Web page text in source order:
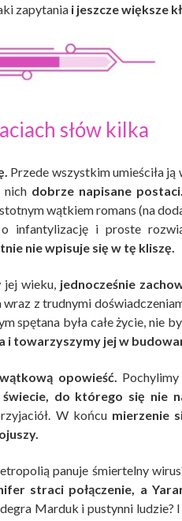
zapytania i jeszcze większe
słów kilka
Przede wszystkim umieściła ją
nich dobrze napisane postaci.
wątkiem romans (na
infantylizację i proste
nie wpisuje się w tę kliszę.
wieku, jednocześnie
z trudnymi
spętana była całe życie, nie
i towarzyszymy jej w
opowieść.
do którego się nie
W końcu mierzenie
panuje śmiertelny
straci połączenie, a
Marduk i pustynni